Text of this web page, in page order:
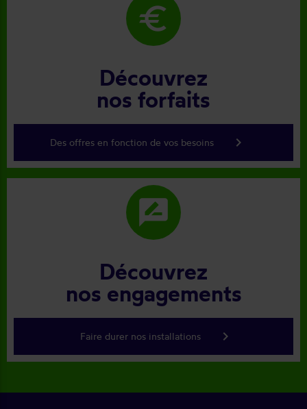
euro
Découvrez
nos forfaits
Des offres en fonction de vos besoins keyboard_arrow_right
rate_review
Découvrez
nos engagements
Faire durer nos installations keyboard_arrow_right